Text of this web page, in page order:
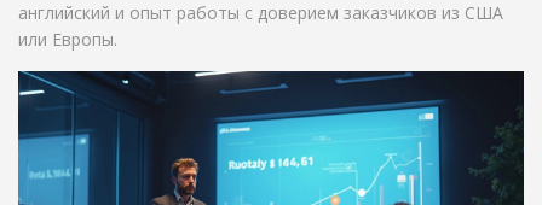
английский и опыт работы с доверием заказчиков из США
или Европы.